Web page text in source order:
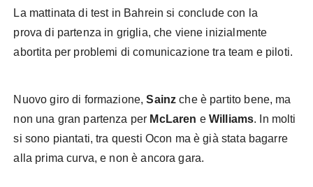
La mattinata di test in Bahrein si conclude con la
prova di partenza in griglia, che viene inizialmente
abortita per problemi di comunicazione tra team e piloti.
Nuovo giro di formazione,Sainz che è partito bene, ma
non una gran partenza per McLaren e Williams. In molti
si sono piantati, tra questi Ocon ma è già stata bagarre
alla prima curva, e non è ancora gara.